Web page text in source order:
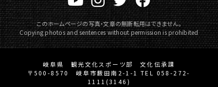
このホームページの写真・文章の無断転用はできません。
Copying photos and sentences without permission is prohibited
岐阜県 観光文化スポーツ部 文化伝承課
〒500-8570 岐阜市薮田南2-1-1 TEL 058-272-
1111(3146)